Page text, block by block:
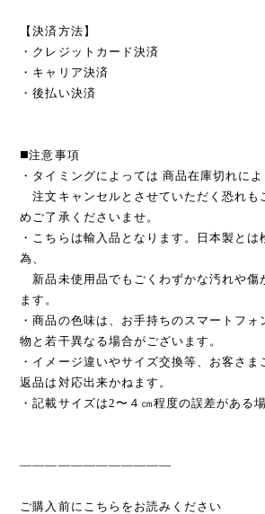
【決済方法】
・クレジットカード決済
・キャリア決済
・後払い決済
◼️注意事項
・タイミングによっては 商品在庫切れによ
注文キャンセルとさせていただく恐れも
めご了承くださいませ。
・こちらは輸入品となります。日本製とは
為、
新品未使用品でもごくわずかな汚れや傷
ます。
・商品の色味は、お手持ちのスマートフォ
物と若干異なる場合がございます。
・イメージ違いやサイズ交換等、お客さま
返品は対応出来かねます。
・記載サイズは2〜４㎝程度の誤差がある
————————————
ご購入前にこちらをお読みください